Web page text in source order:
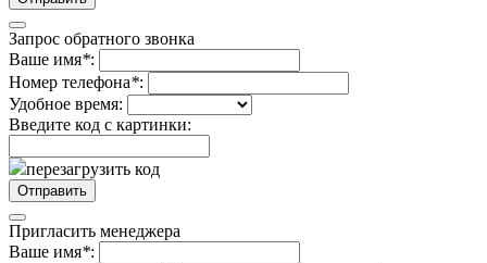
Запрос обратного звонка
Ваше имя*:
Номер телефона*:
Удобное время:
Введите код с картинки:
перезагрузить код
Пригласить менеджера
Ваше имя*: